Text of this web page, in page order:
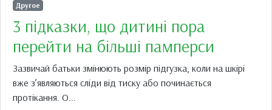
Другое
3 підказки, що дитині пора
перейти на більші памперси
Зазвичай батьки змінюють розмір підгузка, коли на шкірі
вже з’являються сліди від тиску або починається
протікання. О...